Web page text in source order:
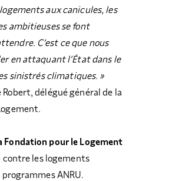
aux canicules, les
ambitieuses se font
C’est ce que nous
en attaquant l’État dans le
sinistrés climatiques. »
délégué général de la
Fondation pour le Logement
contre les logements
ANRU.